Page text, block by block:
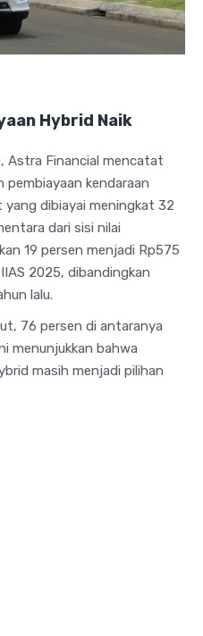
Hybrid Naik
Astra Financial mencatat
pembiayaan kendaraan
yang dibiayai meningkat 32
dari sisi nilai
19 persen menjadi Rp575
2025, dibandingkan
lalu.
76 persen di antaranya
menunjukkan bahwa
masih menjadi pilihan